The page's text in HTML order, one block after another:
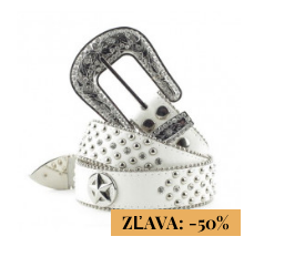
ZĽAVA: -50%